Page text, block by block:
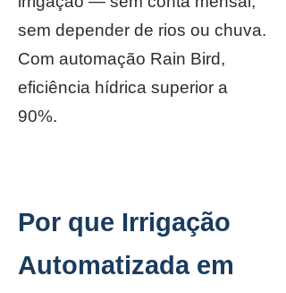
sem depender de rios ou chuva.
Com automação Rain Bird,
eficiência hídrica superior a
90%.
Por que Irrigação
Automatizada em